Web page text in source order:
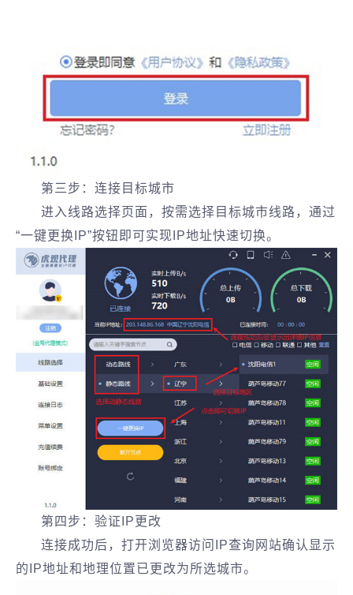
第三步：连接目标城市
进入线路选择页面，按需选择目标城市线路，通过
“一键更换IP”按钮即可实现IP地址快速切换。
第四步：验证IP更改
连接成功后，打开浏览器访问IP查询网站确认显示
的IP地址和地理位置已更改为所选城市。